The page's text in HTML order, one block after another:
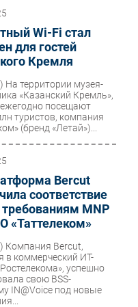
Wi-Fi стал
для гостей
Кремля
На территории музея-
«Казанский Кремль»,
посещают
туристов, компания
(бренд «Летай»)...
Bercut
соответствие
MNP
«Таттелеком»
Компания Bercut,
в коммерческий ИТ-
успешно
свою BSS-
IN@Voice под новые